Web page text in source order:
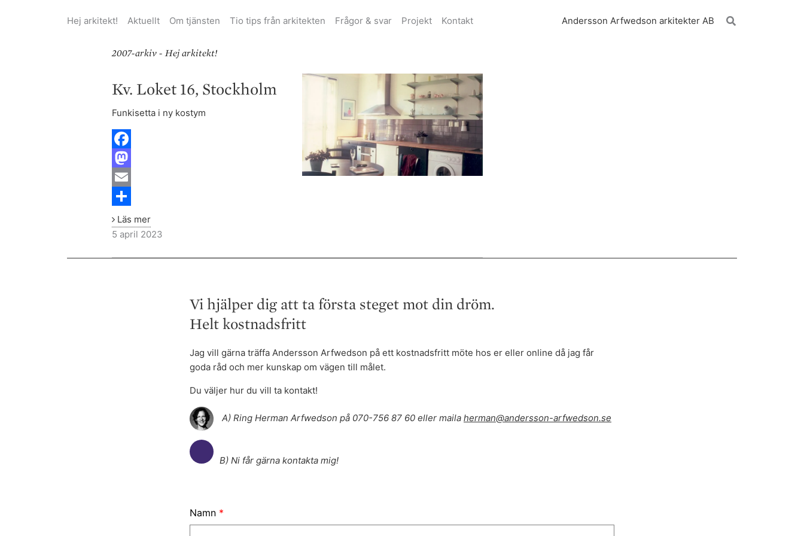
Hej arkitekt! Aktuellt Om tjänsten Tio tips från arkitekten Frågor & svar Projekt Kontakt Andersson Arfwedson arkitekter AB Sök
2007-arkiv - Hej arkitekt!
Kv. Loket 16, Stockholm
Funkisetta i ny kostym
F
a
c
e
b
M
a
s
t
E
m
a
S
h
Loket
Stockholm
Läs mer
5 april 2023
Vi hjälper dig att ta första steget mot din dröm.
Helt kostnadsfritt
Jag vill gärna träffa Andersson Arfwedson på ett kostnadsfritt möte hos er eller online då jag får
goda råd och mer kunskap om vägen till målet.
Du väljer hur du vill ta kontakt!
A) Ring Herman Arfwedson på 070-756 87 60 eller maila herman@andersson-arfwedson.se
B) Ni får gärna kontakta mig!
Namn *